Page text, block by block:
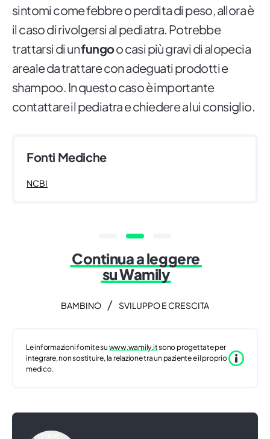
sintomi come febbre o perdita di peso, allora è
il caso di rivolgersi al pediatra. Potrebbe
trattarsi di unfungoo casi più gravi di alopecia
areale da trattare con adeguati prodotti e
shampoo. In questo caso è importante
contattare il pediatra e chiedere a lui consiglio.
Fonti Mediche
NCBI
Continua a leggere
su Wamily
BAMBINO / SVILUPPO E CRESCITA
Le informazioni fornite su www.wamily.itsono progettate per
integrare, non sostituire, la relazione tra un paziente e il proprio
medico.